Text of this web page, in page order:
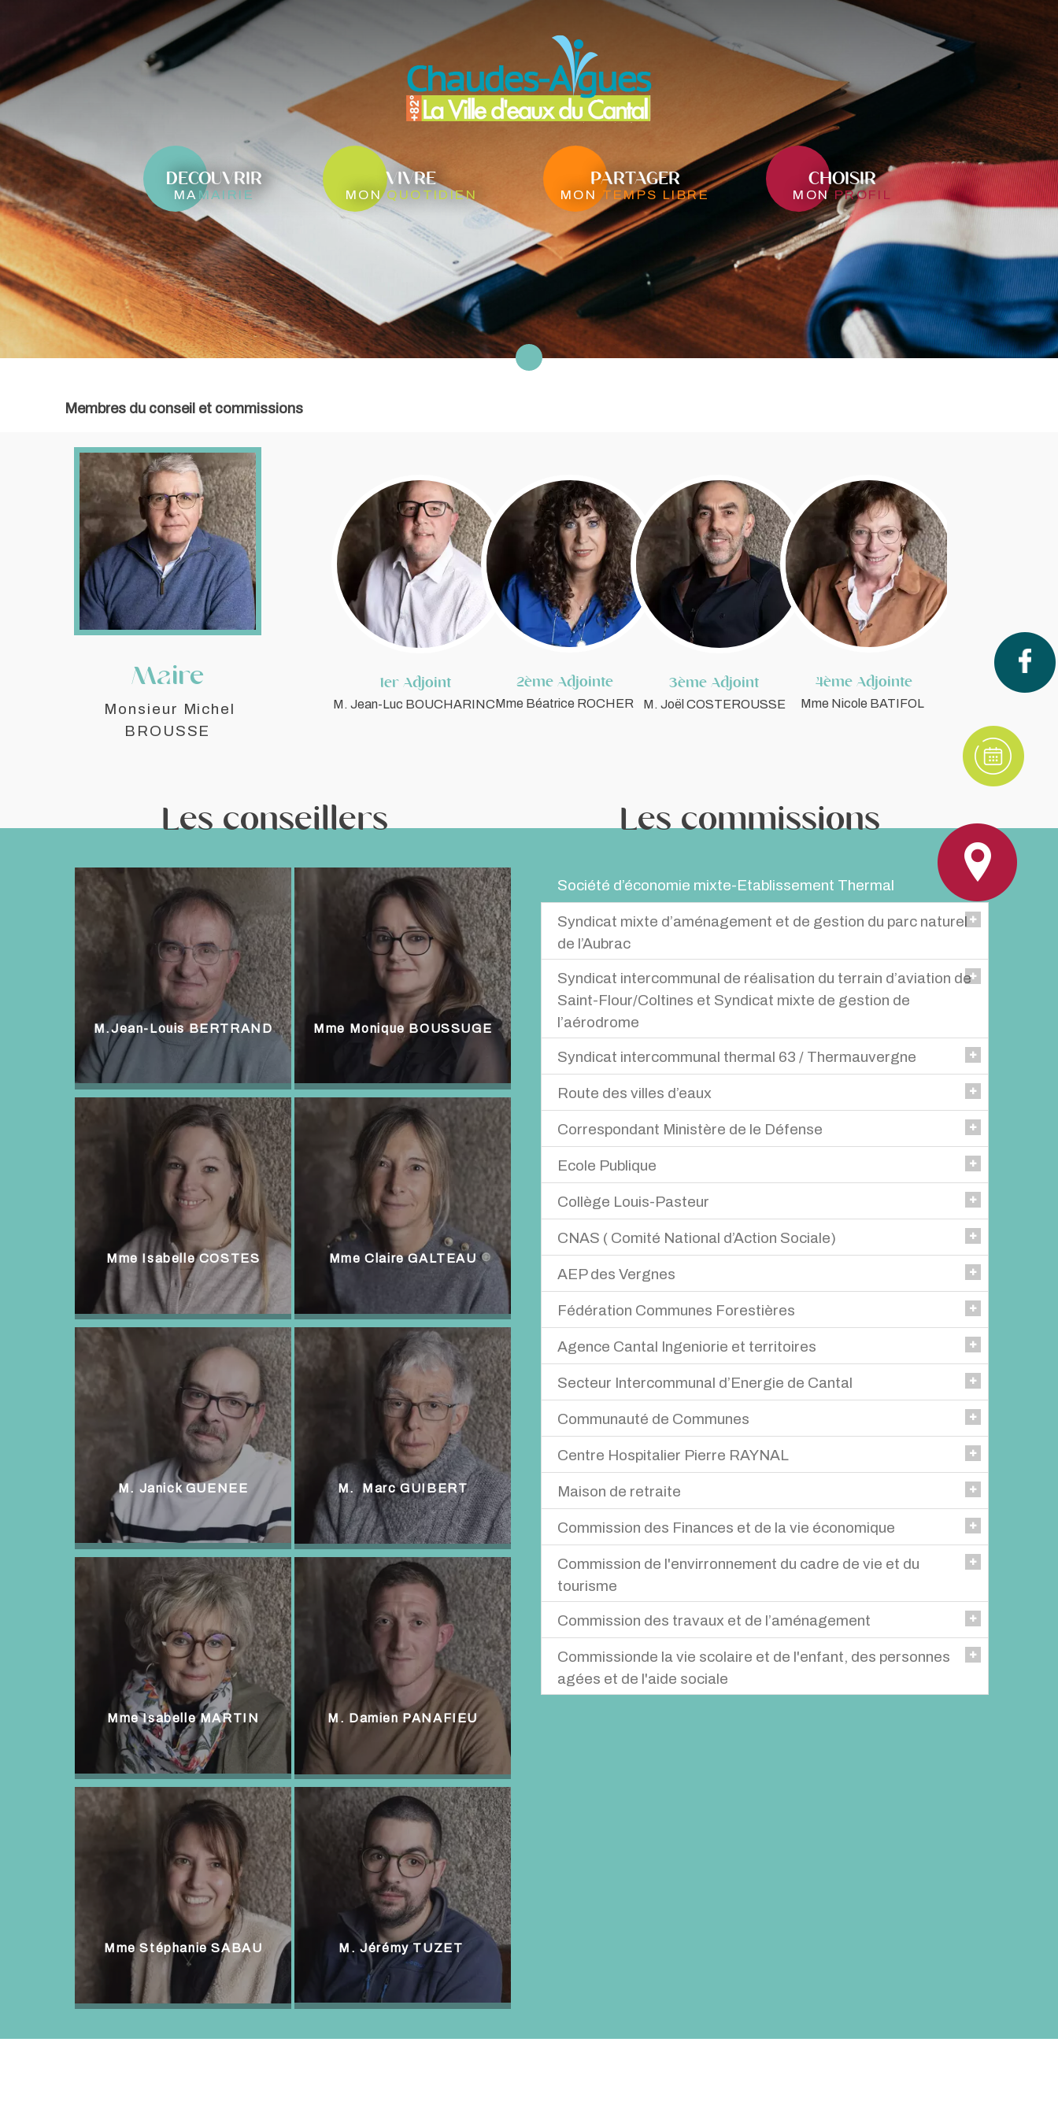
DECOUVRIR
mamairie
VIVRE
monquotidien
PARTAGER
mon temps libre
CHOISIR
monprofil
Membres du conseil et commissions
Maire
Monsieur Michel
BROUSSE
1er Adjoint
M. Jean-Luc BOUCHARINC
2ème Adjointe
Mme Béatrice ROCHER
3ème Adjoint
M. Joël COSTEROUSSE
4ème Adjointe
Mme Nicole BATIFOL
Les conseillers Les commissions
M.Jean-Louis BERTRAND Mme Monique BOUSSUGE
Mme Isabelle COSTES Mme Claire GALTEAU
M. Janick GUENEE M. Marc GUIBERT
Mme Isabelle MARTIN M. Damien PANAFIEU
Mme Stéphanie SABAU M. Jérémy TUZET
Société d’économie mixte-Etablissement Thermal
- Michel BROUSSE - Béatrice ROCHER - Monique BOUSSUGE
Syndicat mixte d’aménagement et de gestion du parc naturel
de l’Aubrac
Titulaire: Marc GUIBERT Suppléant : Claire GALTEAU
Syndicat intercommunal de réalisation du terrain d’aviation de
Saint-Flour/Coltines et Syndicat mixte de gestion de
l’aérodrome
Titulaire : Jean-Lucc BOUCHARINC Suppléant : Isabelelle COSTE
Syndicat intercommunal thermal 63 / Thermauvergne
Michel BROUSSE - Jean-Luc BOUCHARINC
Route des villes d’eaux
1 représentant de la commune : Béatrice ROCHER,Technicien : Karine DECQ,
Directrice de l'OTI
Correspondant Ministère de le Défense
- Jean-Luc BOUCHARINC
Ecole Publique
Titulaire : Nicole BATIFOLS – Suppléant : Stéphanie SABAU
Collège Louis-Pasteur
Titulaire : Nicole BATIFOL – Suppléant : Stéphanie SABAU
CNAS ( Comité National d’Action Sociale)
Nicole BATIFOL
AEP des Vergnes
Michel BROUSSE - Jean-Louis BERTAND
Fédération Communes Forestières
Jérémy TUZET - Damien PANAFIEU
Agence Cantal Ingeniorie et territoires
Michel BROUSSE
Secteur Intercommunal d’Energie de Cantal
Joël costerousse et Damien Orlhac
Communauté de Communes
Jean-Luc BOUCHARINC et Nicole BATIFOL
Centre Hospitalier Pierre RAYNAL
Nicole Batifol vice présidente du comité de surveillance
Maison de retraite
Nicole Batifol vice présidente du conseil d'administration
Suppléante Stéphanie Sabau
Commission des Finances et de la vie économique
Michel BROUSSE,
Jean-Luc BOUCHARINC - Marc GUIBERT - Joël COSTEROUSSE - Damien
Commission de l'envirronnement du cadre de vie et du
tourisme
Michel BROUSSE,
Stéphanie SABAU - Isabelle COSTES - Isabelle MARTIN
Commission des travaux et de l’aménagement
Michel BROUSSE,
- Jean-Luc BOUCHARINC - Béatrice ROCHER - Janick GUENEE - Joël
Commissionde la vie scolaire et de l'enfant, des personnes
agées et de l'aide sociale